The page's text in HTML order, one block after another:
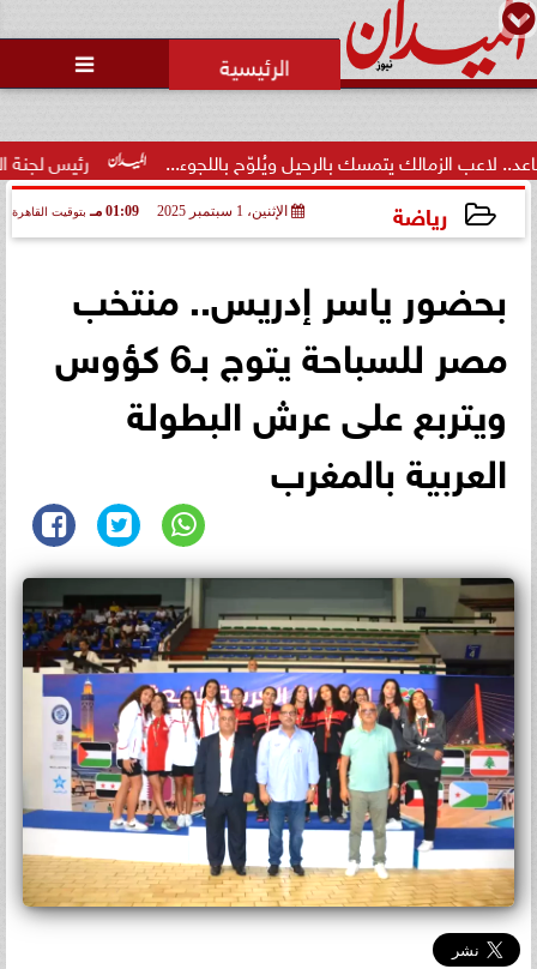

رئيس لجنة الحكام: يتمسك بالرحيل ويُلوّح باللجوء...
رياضة الإثنين، 1 سبتمبر 2025 01:09 مـ بتوقيت القاهرة
بحضور ياسر إدريس.. منتخب
مصر للسباحة يتوج بـ6 كؤوس
ويتربع على عرش البطولة
العربية بالمغرب